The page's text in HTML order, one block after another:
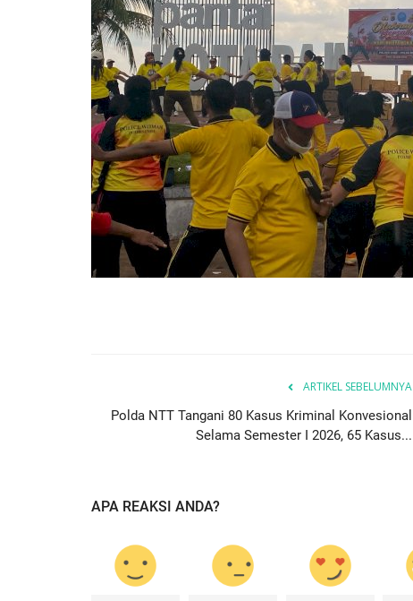
ARTIKEL SEBELUMNYA
Polda NTT Tangani 80 Kasus Kriminal Konvesional
Selama Semester I 2026, 65 Kasus...
APA REAKSI ANDA?